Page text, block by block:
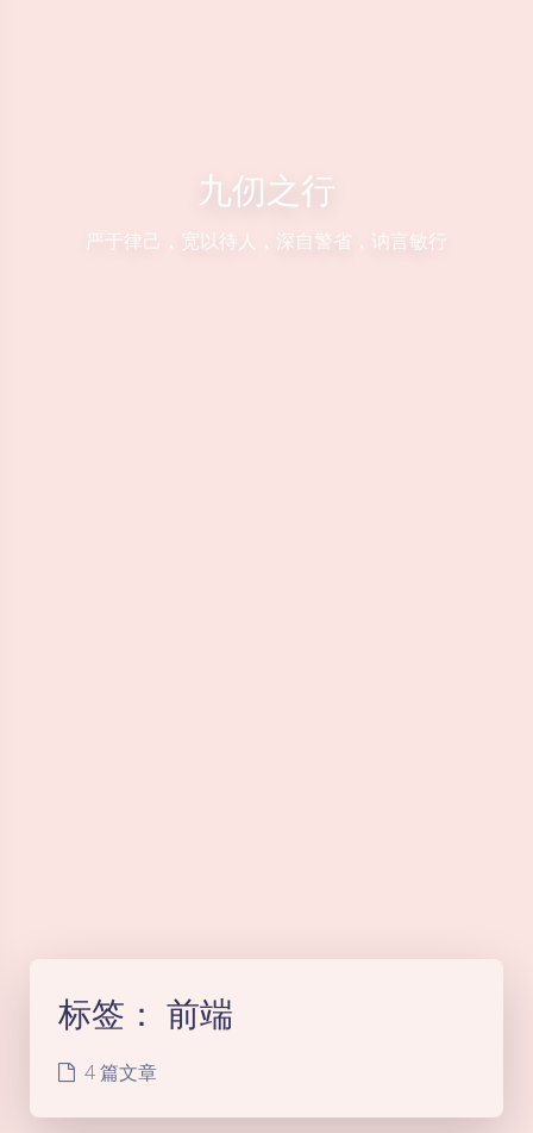
九仞之行
严于律己，宽以待人，深自警省，讷言敏行
标签： 前端
4 篇文章